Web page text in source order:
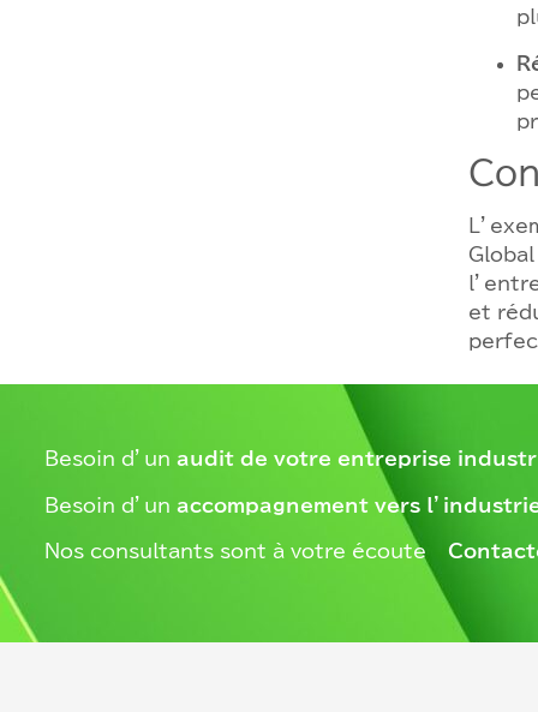
et
Besoin d’un audit de votre entreprise
Besoin d’un accompagnement vers
Nos consultants sont à votre écoute –